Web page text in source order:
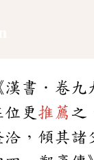
書．卷九
位更 推薦 之
，傾其諸